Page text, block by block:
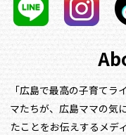
「広島で最高の子育て
マたちが、 広島ママの気
たことをお伝えするメデ